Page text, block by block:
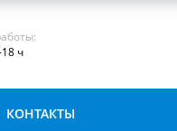
ч
КОНТАКТЫ